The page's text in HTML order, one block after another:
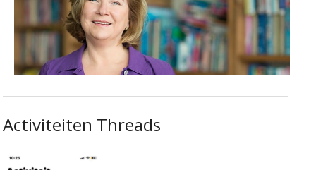
Activiteiten Threads